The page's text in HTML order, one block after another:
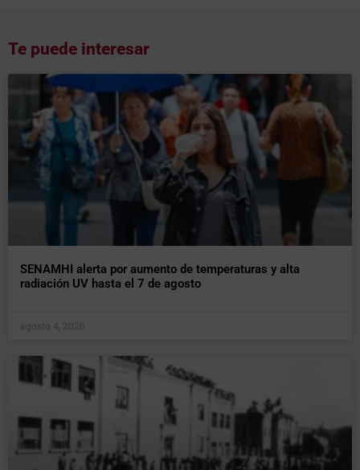
Te puede interesar
SENAMHI alerta por aumento de temperaturas y alta
radiación UV hasta el 7 de agosto
agosto 4, 2026